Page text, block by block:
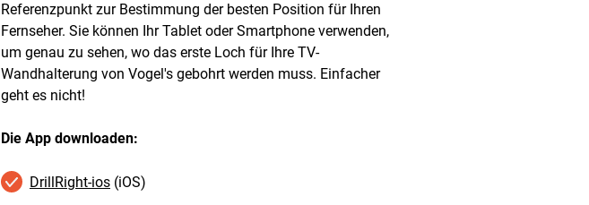
Referenzpunkt zur Bestimmung der besten Position für Ihren
Fernseher. Sie können Ihr Tablet oder Smartphone verwenden,
um genau zu sehen, wo das erste Loch für Ihre TV-
Wandhalterung von Vogel's gebohrt werden muss. Einfacher
geht es nicht!
Die App downloaden:
DrillRight-ios (iOS)